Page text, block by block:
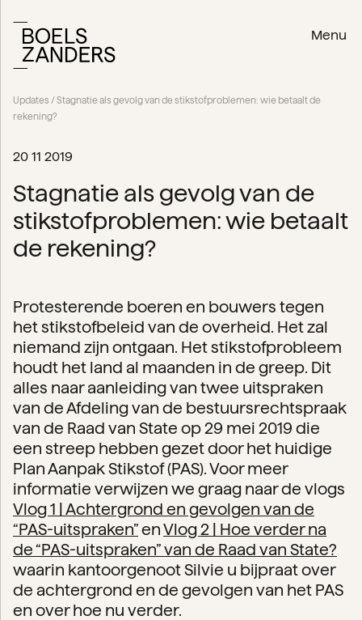
Menu
Updates / Stagnatie als gevolg van de stikstofproblemen: wie betaalt de
rekening?
20 11 2019
Stagnatie als gevolg van de
stikstofproblemen: wie betaalt
de rekening?
Protesterende boeren en bouwers tegen
het stikstofbeleid van de overheid. Het zal
niemand zijn ontgaan. Het stikstofprobleem
houdt het land al maanden in de greep. Dit
alles naar aanleiding van twee uitspraken
van de Afdeling van de bestuursrechtspraak
van de Raad van State op 29 mei 2019 die
een streep hebben gezet door het huidige
Plan Aanpak Stikstof (PAS). Voor meer
informatie verwijzen we graag naar de vlogs
Vlog 1 | Achtergrond en gevolgen van de
“PAS-uitspraken”enVlog 2 | Hoe verder na
de “PAS-uitspraken” van de Raad van State?
waarin kantoorgenoot Silvie u bijpraat over
de achtergrond en de gevolgen van het PAS
en over hoe nu verder.